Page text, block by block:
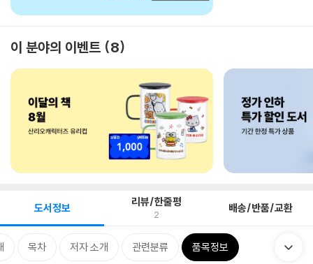
이 분야의 이벤트 8
도서정보 리뷰/한줄평
2 배송/반품/교환
목차 저자 소개 관련분류 품목정보